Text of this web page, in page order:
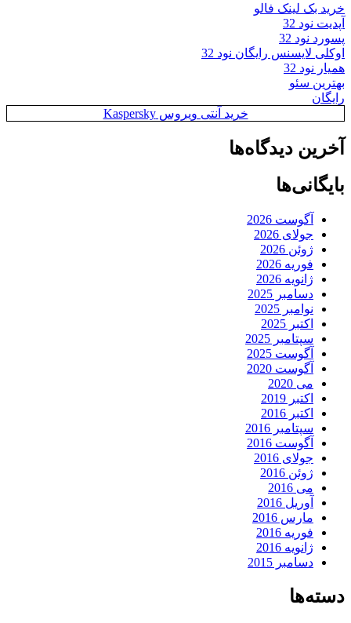
خرید بک لینک فالو
آپدیت نود 32
پسورد نود 32
اوکلی لایسنس رایگان نود 32
همیار نود 32
بهترین سئو
رایگان
خرید آنتی ویروس Kaspersky
آخرین دیدگاه‌ها
بایگانی‌ها
آگوست 2026
جولای 2026
ژوئن 2026
فوریه 2026
ژانویه 2026
دسامبر 2025
نوامبر 2025
اکتبر 2025
سپتامبر 2025
آگوست 2025
آگوست 2020
می 2020
اکتبر 2019
اکتبر 2016
سپتامبر 2016
آگوست 2016
جولای 2016
ژوئن 2016
می 2016
آوریل 2016
مارس 2016
فوریه 2016
ژانویه 2016
دسامبر 2015
دسته‌ها